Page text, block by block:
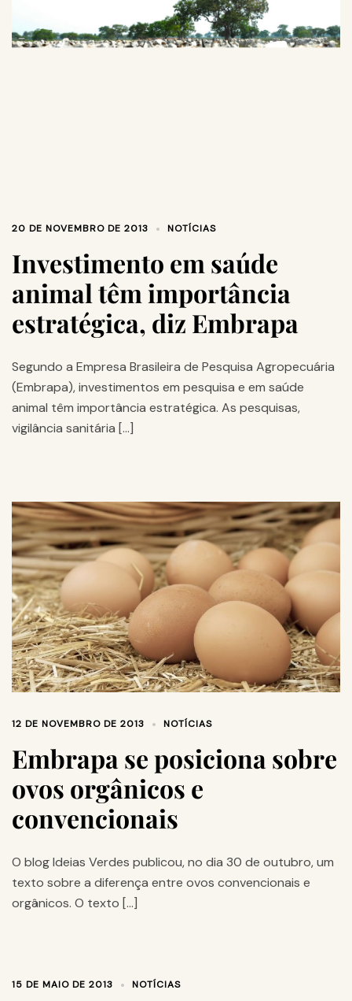
20 DE NOVEMBRO DE 2013 NOTÍCIAS
Investimento em saúde
animal têm importância
estratégica, diz Embrapa
Segundo a Empresa Brasileira de Pesquisa Agropecuária
(Embrapa), investimentos em pesquisa e em saúde
animal têm importância estratégica. As pesquisas,
vigilância sanitária […]
12 DE NOVEMBRO DE 2013 NOTÍCIAS
Embrapa se posiciona sobre
ovos orgânicos e
convencionais
O blog Ideias Verdes publicou, no dia 30 de outubro, um
texto sobre a diferença entre ovos convencionais e
orgânicos. O texto […]
15 DE MAIO DE 2013 NOTÍCIAS